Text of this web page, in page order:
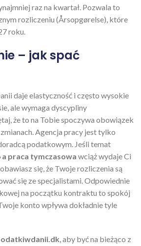
raz na kwartał. Pozwala to
rozliczeniu (Årsopgørelse), które
roku.
– jak spać
daje elastyczność i często wysokie
ale wymaga dyscypliny
że to na Tobie spoczywa obowiązek
Agencja pracy jest tylko
podatkowym. Jeśli temat
praca tymczasowa wciąż wydaje Ci
się, że Twoje rozliczenia są
się ze specjalistami. Odpowiednie
na początku kontraktu to spokój
konto wpływa dokładnie tyle
, aby być na bieżąco z